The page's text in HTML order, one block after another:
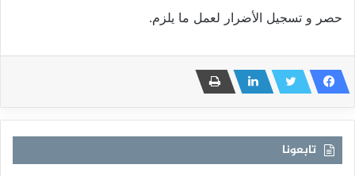
حصر و تسجيل الأضرار لعمل ما يلزم.
تابعونا